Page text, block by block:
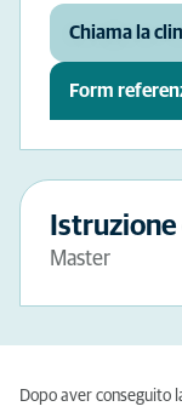
Chiama la
Form
Master
Dopo aver conseguito